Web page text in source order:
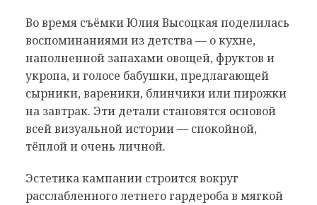
Во время съёмки Юлия Высоцкая поделилась
воспоминаниями из детства — о кухне,
наполненной запахами овощей, фруктов и
укропа, и голосе бабушки, предлагающей
сырники, вареники, блинчики или пирожки
на завтрак. Эти детали становятся основой
всей визуальной истории — спокойной,
тёплой и очень личной.
Эстетика кампании строится вокруг
расслабленного летнего гардероба в мягкой